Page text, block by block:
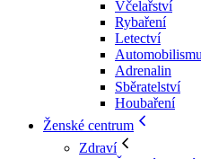
Včelařství
Rybaření
Letectví
Adrenalin
Sběratelství
Houbaření
Ženské centrum
Zdraví